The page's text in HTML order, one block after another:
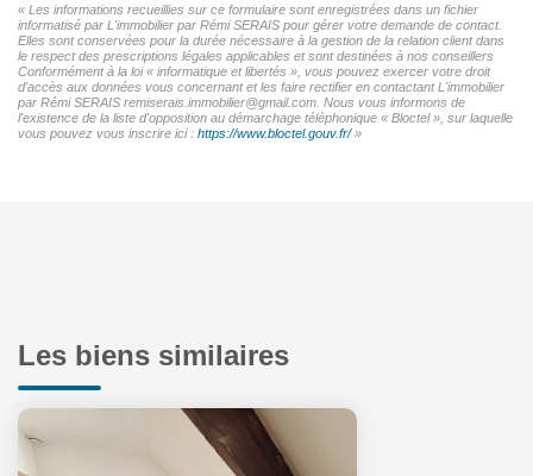
« Les informations recueillies sur ce formulaire sont enregistrées dans un fichier
informatisé par L'immobilier par Rémi SERAIS pour gérer votre demande de contact.
Elles sont conservées pour la durée nécessaire à la gestion de la relation client dans
le respect des prescriptions légales applicables et sont destinées à nos conseillers
Conformément à la loi « informatique et libertés », vous pouvez exercer votre droit
d'accès aux données vous concernant et les faire rectifier en contactant L'immobilier
par Rémi SERAIS remiserais.immobilier@gmail.com. Nous vous informons de
l'existence de la liste d'opposition au démarchage téléphonique « Bloctel », sur laquelle
vous pouvez vous inscrire ici : https://www.bloctel.gouv.fr/»
Les biens similaires